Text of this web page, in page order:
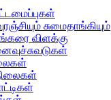
சுமைதாங்கியும்
விளக்கு